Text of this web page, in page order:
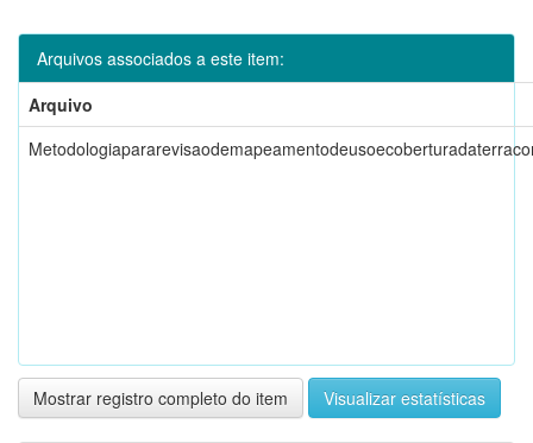
Arquivos associados a este item:
Arquivo
Mostrar registro completo do item Visualizar estatísticas